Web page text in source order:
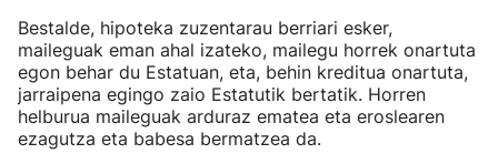
Bestalde, hipoteka zuzentarau berriari esker,
maileguak eman ahal izateko, mailegu horrek onartuta
egon behar du Estatuan, eta, behin kreditua onartuta,
jarraipena egingo zaio Estatutik bertatik. Horren
helburua maileguak arduraz ematea eta eroslearen
ezagutza eta babesa bermatzea da.